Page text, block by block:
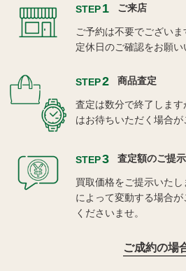
STEP1 ご来店
ご予約は不要でございま
定休日のご確認をお願い
STEP2 商品査定
査定は数分で終了しま
はお待ちいただく場合が
STEP3 査定額のご提示
買取価格をご提示いた
によって変動する場合
くださいませ。
ご成約の場